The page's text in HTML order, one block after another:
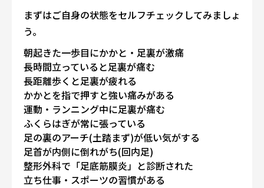
まずはご自身の状態をセルフチェックしてみましょ
う。
朝起きた一歩目にかかと・足裏が激痛
長時間立っていると足裏が痛む
長距離歩くと足裏が疲れる
かかとを指で押すと強い痛みがある
運動・ランニング中に足裏が痛む
ふくらはぎが常に張っている
足の裏のアーチ(土踏まず)が低い気がする
足首が内側に倒れがち(回内足)
整形外科で「足底筋膜炎」と診断された
立ち仕事・スポーツの習慣がある